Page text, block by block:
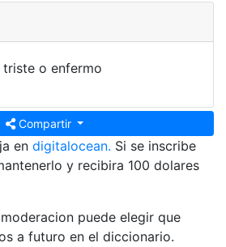
triste o enfermo
Compartir
en digitalocean. Si se inscribe
y recibira 100 dolares
puede elegir que
a futuro en el diccionario.